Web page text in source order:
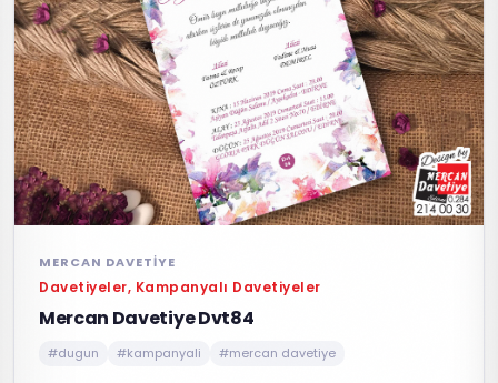
MERCAN DAVETIYE
Davetiyeler, Kampanyalı Davetiyeler
Mercan Davetiye Dvt84
#dugun #kampanyali #mercan davetiye